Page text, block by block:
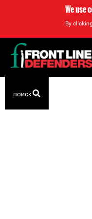
We use
By
top
Back
to
top
поиск